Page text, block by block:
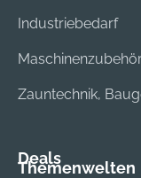
Industriebedarf
Zauntechnik,
Deals
Themenwelten